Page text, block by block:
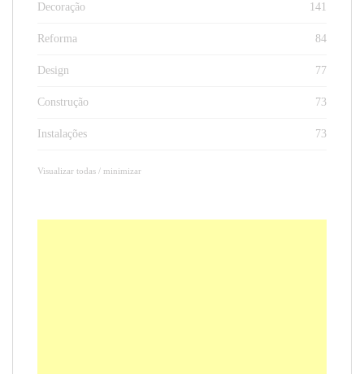
Decoração 141
Reforma 84
Design 77
Construção 73
Instalações 73
Visualizar todas / minimizar